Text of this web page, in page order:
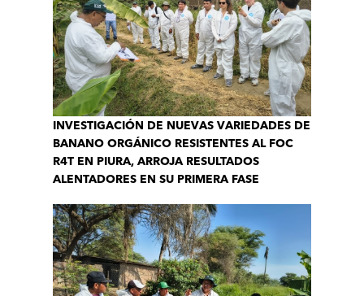
INVESTIGACIÓN DE NUEVAS VARIEDADES DE
BANANO ORGÁNICO RESISTENTES AL FOC
R4T EN PIURA, ARROJA RESULTADOS
ALENTADORES EN SU PRIMERA FASE